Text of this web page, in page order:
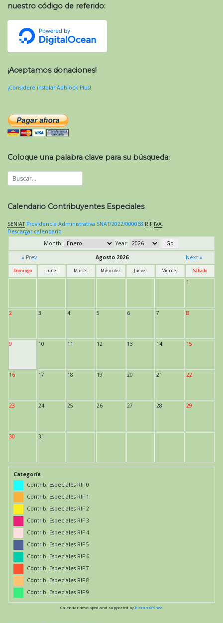
nuestro código de referido:
¡Aceptamos donaciones!
¡Considere instalar Adblock Plus!
Coloque una palabra clave para su búsqueda:
Calendario Contribuyentes Especiales
SENIAT Providencia Administrativa SNAT/2022/000068 RIF IVA.
Descargar calendario
Month:
Year:
« Prev
Agosto 2026 Next »
Domingo Lunes Martes Miércoles Jueves Viernes Sábado
1
2 3 4 5 6 7 8
9 10 11 12 13 14 15
16 17 18 19 20 21 22
23 24 25 26 27 28 29
30 31
Categoría
Contrib. Especiales RIF 0
Contrib. Especiales RIF 1
Contrib. Especiales RIF 2
Contrib. Especiales RIF 3
Contrib. Especiales RIF 4
Contrib. Especiales RIF 5
Contrib. Especiales RIF 6
Contrib. Especiales RIF 7
Contrib. Especiales RIF 8
Contrib. Especiales RIF 9
Calendar developed and supported by Kieran O'Shea